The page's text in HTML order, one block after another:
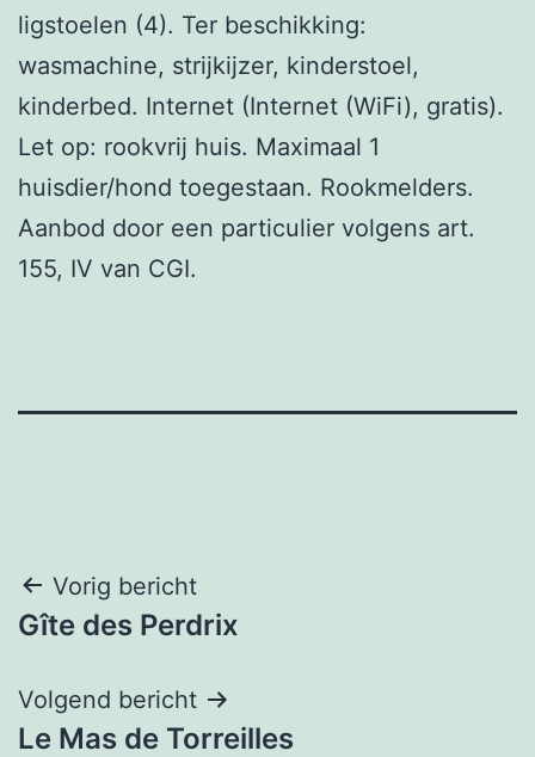
ligstoelen (4). Ter beschikking:
wasmachine, strijkijzer, kinderstoel,
kinderbed. Internet (Internet (WiFi), gratis).
Let op: rookvrij huis. Maximaal 1
huisdier/hond toegestaan. Rookmelders.
Aanbod door een particulier volgens art.
155, IV van CGI.
Bericht
navigatie
Vorig bericht
Gîte des Perdrix
Volgend bericht
Le Mas de Torreilles